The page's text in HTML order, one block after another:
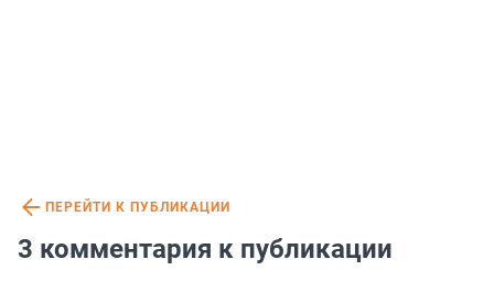
ПЕРЕЙТИ К ПУБЛИКАЦИИ
3 комментария к публикации